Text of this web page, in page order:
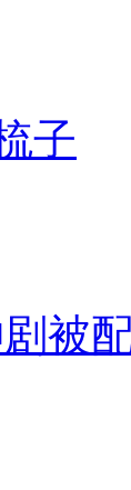
子
被